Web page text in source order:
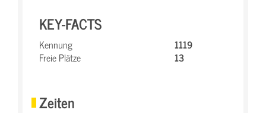
KEY-FACTS
Kennung
1119
Freie Plätze
13
Zeiten